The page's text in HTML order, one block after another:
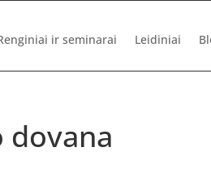
ir seminarai Leidiniai
dovana